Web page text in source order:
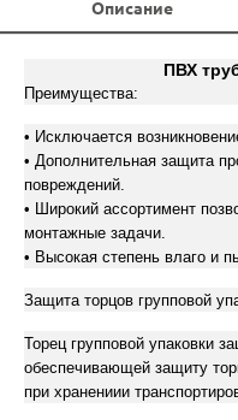
Описание
ПВХ
Преимущества:
• Исключается
• Дополнительная защита
повреждений.
• Широкий ассортимент
монтажные задачи.
• Высокая степень влаго и
Защита торцов групповой
Торец групповой упаковки
обеспечивающей защиту
при хранениии